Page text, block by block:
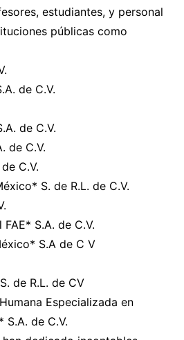
estudiantes, y personal
públicas como
de C.V.
de C.V.
de C.V.
C.V.
S. de R.L. de C.V.
S.A. de C.V.
S.A de C V
de R.L. de CV
Especializada en
S.A. de C.V.